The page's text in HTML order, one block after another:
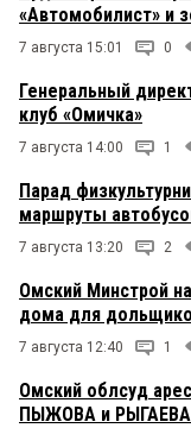
«Автомобилист» и
7 августа 15:01 0
Генеральный
клуб «Омичка»
7 августа 14:00 1
Парад
маршруты
7 августа 13:20 2
Омский Минстрой
дома для
7 августа 12:40 1
Омский облсуд
ПЫЖОВА и РЫГАЕВА